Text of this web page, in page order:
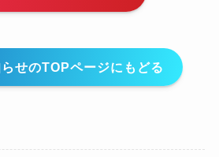
せのTOPページにもどる